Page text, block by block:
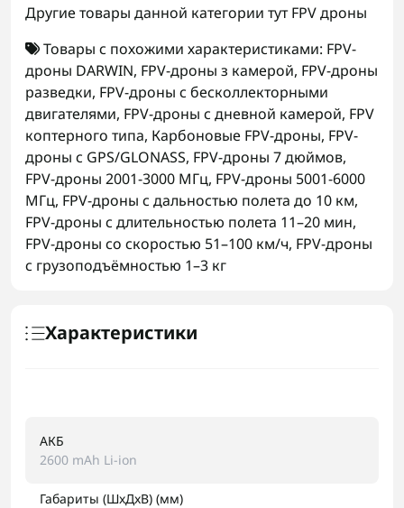
Другие товары данной категории тутFPV дроны
Товары с похожими характеристиками: FPV-
дроны DARWIN, FPV-дроны з камерой, FPV-дроны
разведки, FPV-дроны с бесколлекторными
двигателями, FPV-дроны с дневной камерой, FPV
коптерного типа, Карбоновые FPV-дроны, FPV-
дроны с GPS/GLONASS, FPV-дроны 7 дюймов,
FPV-дроны 2001-3000 МГц, FPV-дроны 5001-6000
МГц, FPV-дроны с дальностью полета до 10 км,
FPV-дроны с длительностью полета 11–20 мин,
FPV-дроны со скоростью 51–100 км/ч, FPV-дроны
с грузоподъёмностью 1–3 кг
Характеристики
АКБ
2600 mAh Li-ion
Габариты (ШxДxВ) (мм)